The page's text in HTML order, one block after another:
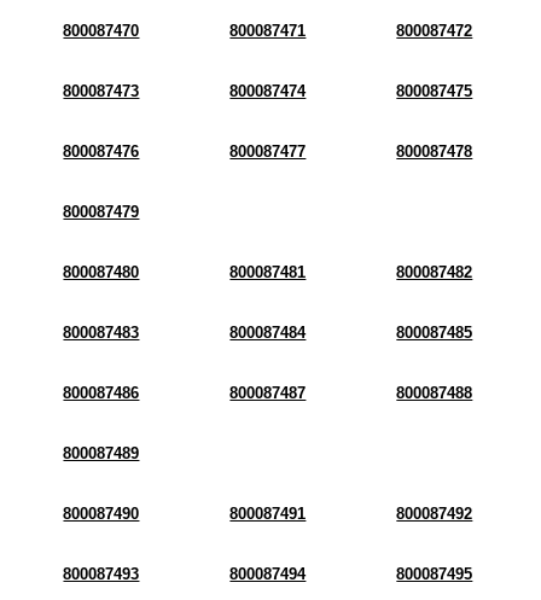
800087470 800087471 800087472
800087473 800087474 800087475
800087476 800087477 800087478
800087479
800087480 800087481 800087482
800087483 800087484 800087485
800087486 800087487 800087488
800087489
800087490 800087491 800087492
800087493 800087494 800087495